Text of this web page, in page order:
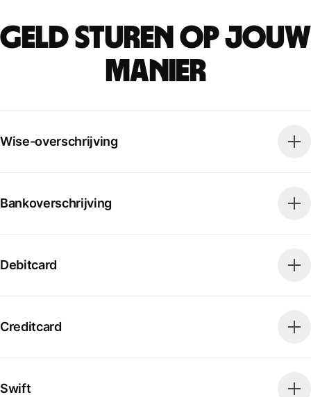
Geld sturen op jouw
manier
Wise-overschrijving
Bankoverschrijving
Debitcard
Creditcard
Swift